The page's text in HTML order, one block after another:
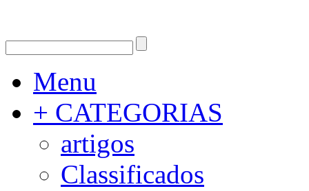
Menu
+ CATEGORIAS
artigos
Classificados